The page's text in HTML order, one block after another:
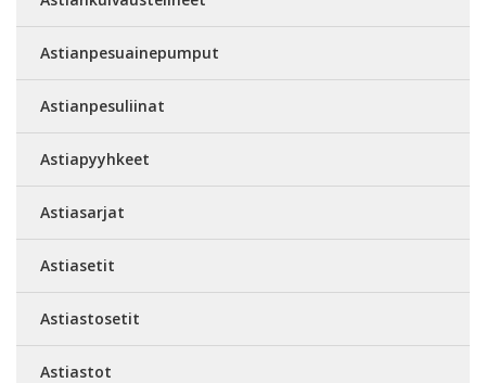
Astianpesuainepumput
Astianpesuliinat
Astiapyyhkeet
Astiasarjat
Astiasetit
Astiastosetit
Astiastot